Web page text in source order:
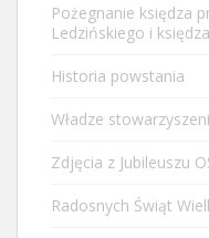
Pożegnanie księdza
Ledzińskiego i
Historia powstania
Władze
Zdjęcia z Jubileuszu
Radosnych Świąt